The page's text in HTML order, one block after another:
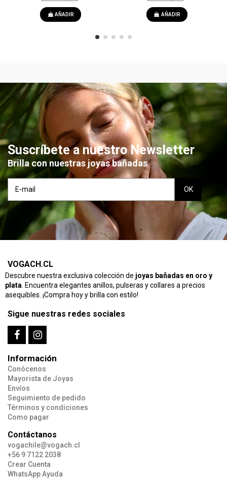
AÑADIR AÑADIR
Suscríbete a nuestro Newsletter
Brilla con nuestras joyas bañadas
VOGACH.CL
Descubre nuestra exclusiva colección de joyas bañadas en oro y
plata . Encuentra elegantes anillos, pulseras y collares a precios
asequibles. ¡Compra hoy y brilla con estilo!
Sigue nuestras redes sociales
Información
Conócenos
Mayorista de Joyas
Envíos
Seguimiento de pedido
Términos y condiciones
Como pagar
Contáctanos
vogachile@vogach.cl
+56 9 7122 2038
Crear Cuenta
WhatsApp Ayuda